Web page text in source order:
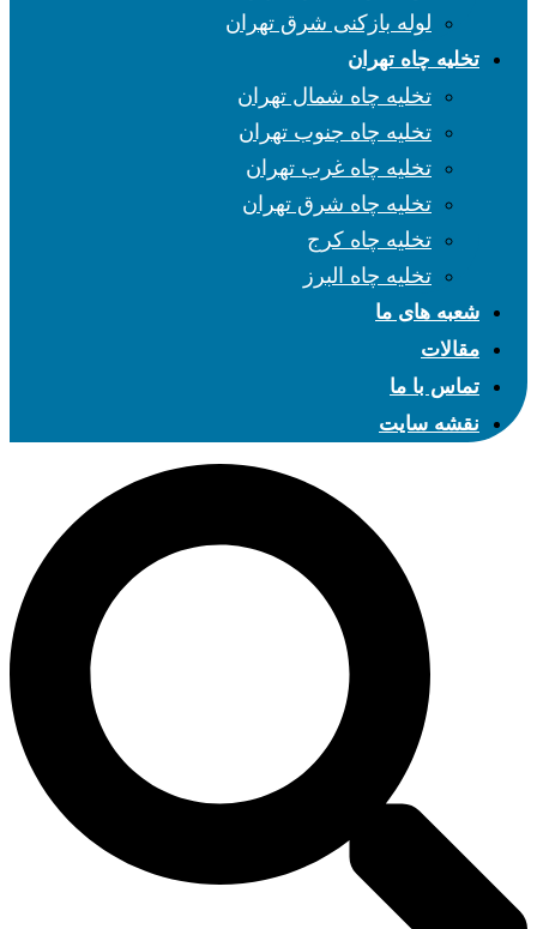
لوله بازکنی شرق تهران
تخلیه چاه تهران
تخلیه چاه شمال تهران
تخلیه چاه جنوب تهران
تخلیه چاه غرب تهران
تخلیه چاه شرق تهران
تخلیه چاه کرج
تخلیه چاه البرز
شعبه های ما
مقالات
تماس با ما
نقشه سایت